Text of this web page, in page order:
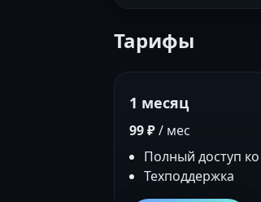
Тарифы
1 месяц
99 ₽/ мес
Полный доступ
Техподдержка